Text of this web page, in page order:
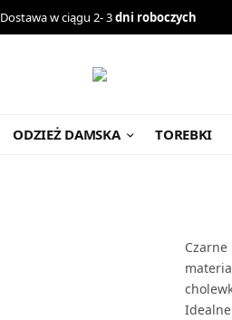
Dostawa w ciągu 2- 3dni roboczych
ODZIEŻ DAMSKA TOREBKI